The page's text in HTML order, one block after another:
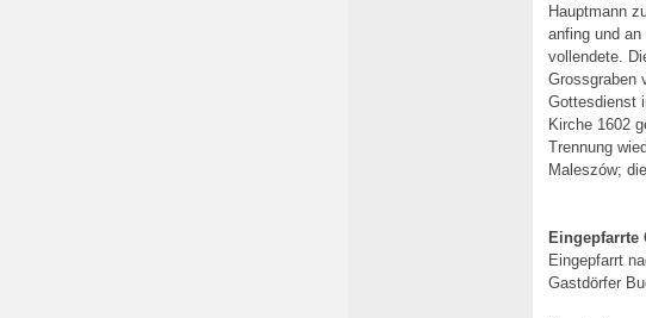
Hauptmann
anfing und
vollendete.
Grossgraben
Gottesdienst
Kirche 1602
Trennung
Maleszów;
Eingepfarrte
Eingepfarrt
Gastdörfer